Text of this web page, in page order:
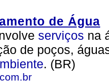
de Água
serviços na
de poços,
. (BR)